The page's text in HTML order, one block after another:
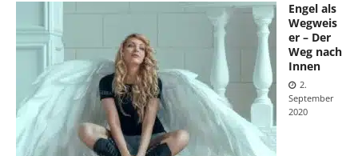
Engel als
Wegweis
er – Der
Weg nach
Innen
2.
September
2020